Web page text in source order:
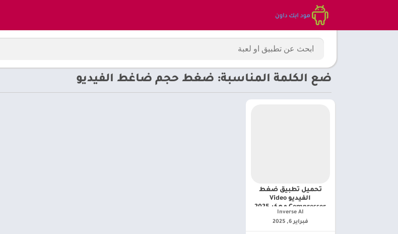
ضع الكلمة المناسبة: ضغط حجم ضاغط الفيديو
تحميل تطبيق ضغط
الفيديو Video
Compressor مهكر 2025
Inverse AI‏
فبراير 6, 2025